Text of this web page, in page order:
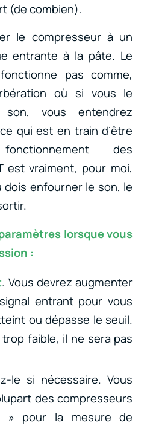
(de combien).
le compresseur à un
entrante à la pâte. Le
pas comme,
où si vous le
vous entendrez
qui est en train d’être
des
est vraiment, pour moi,
dois enfourner le son, le
lorsque vous
:
. Vous devrez augmenter
entrant pour vous
ou dépasse le seuil.
faible, il ne sera pas
le si nécessaire. Vous
des compresseurs
» pour la mesure de